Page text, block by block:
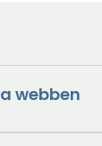
webben